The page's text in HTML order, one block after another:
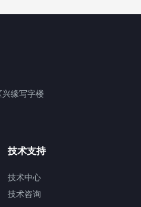
缘写字楼
技术支持
技术中心
技术咨询